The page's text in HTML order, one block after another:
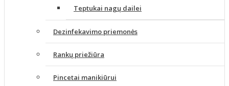
Teptukai nagų dailei
Dezinfekavimo priemonės
Rankų priežiūra
Pincetai manikiūrui